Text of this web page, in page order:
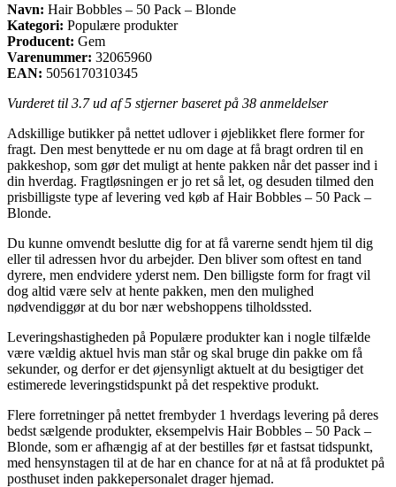
Navn: Hair Bobbles – 50 Pack – Blonde
Kategori: Populære produkter
Producent: Gem
Varenummer: 32065960
EAN: 5056170310345
Vurderet til 3.7ud af 5 stjerner baseret på 38 anmeldelser
Adskillige butikker på nettet udlover i øjeblikket flere former for
fragt. Den mest benyttede er nu om dage at få bragt ordren til en
pakkeshop, som gør det muligt at hente pakken når det passer ind i
din hverdag. Fragtløsningen er jo ret så let, og desuden tilmed den
prisbilligste type af levering ved køb af Hair Bobbles – 50 Pack –
Blonde.
Du kunne omvendt beslutte dig for at få varerne sendt hjem til dig
eller til adressen hvor du arbejder. Den bliver som oftest en tand
dyrere, men endvidere yderst nem. Den billigste form for fragt vil
dog altid være selv at hente pakken, men den mulighed
nødvendiggør at du bor nær webshoppens tilholdssted.
Leveringshastigheden på Populære produkter kan i nogle tilfælde
være vældig aktuel hvis man står og skal bruge din pakke om få
sekunder, og derfor er det øjensynligt aktuelt at du besigtiger det
estimerede leveringstidspunkt på det respektive produkt.
Flere forretninger på nettet frembyder 1 hverdags levering på deres
bedst sælgende produkter, eksempelvis Hair Bobbles – 50 Pack –
Blonde, som er afhængig af at der bestilles før et fastsat tidspunkt,
med hensynstagen til at de har en chance for at nå at få produktet på
posthuset inden pakkepersonalet drager hjemad.